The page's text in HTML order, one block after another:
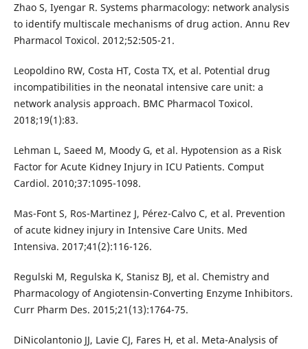
Zhao S, Iyengar R. Systems pharmacology: network analysis
to identify multiscale mechanisms of drug action. Annu Rev
Pharmacol Toxicol. 2012;52:505-21.
Leopoldino RW, Costa HT, Costa TX, et al. Potential drug
incompatibilities in the neonatal intensive care unit: a
network analysis approach. BMC Pharmacol Toxicol.
2018;19(1):83.
Lehman L, Saeed M, Moody G, et al. Hypotension as a Risk
Factor for Acute Kidney Injury in ICU Patients. Comput
Cardiol. 2010;37:1095-1098.
Mas-Font S, Ros-Martinez J, Pérez-Calvo C, et al. Prevention
of acute kidney injury in Intensive Care Units. Med
Intensiva. 2017;41(2):116-126.
Regulski M, Regulska K, Stanisz BJ, et al. Chemistry and
Pharmacology of Angiotensin-Converting Enzyme Inhibitors.
Curr Pharm Des. 2015;21(13):1764-75.
DiNicolantonio JJ, Lavie CJ, Fares H, et al. Meta-Analysis of